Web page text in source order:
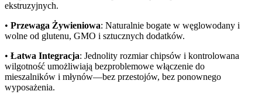
ekstruzyjnych.
• Przewaga Żywieniowa: Naturalnie bogate w węglowodany i
wolne od glutenu, GMO i sztucznych dodatków.
• Łatwa Integracja: Jednolity rozmiar chipsów i kontrolowana
wilgotność umożliwiają bezproblemowe włączenie do
mieszalników i młynów—bez przestojów, bez ponownego
wyposażenia.